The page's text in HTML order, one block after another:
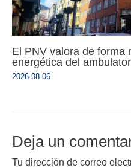
El PNV valora de forma
energética del
2026-08-06
Deja un
Tu dirección de correo